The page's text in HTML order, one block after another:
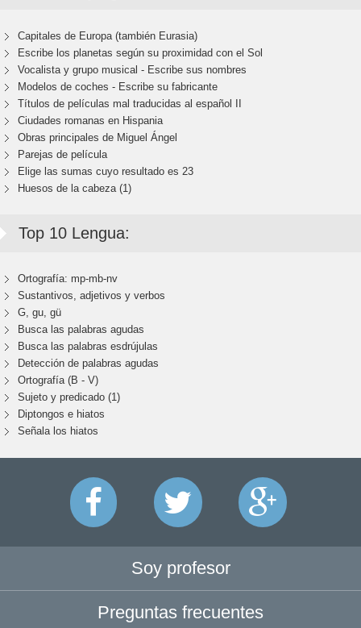
Capitales de Europa (también Eurasia)
Escribe los planetas según su proximidad con el Sol
Vocalista y grupo musical - Escribe sus nombres
Modelos de coches - Escribe su fabricante
Títulos de películas mal traducidas al español II
Ciudades romanas en Hispania
Obras principales de Miguel Ángel
Parejas de película
Elige las sumas cuyo resultado es 23
Huesos de la cabeza (1)
Top 10 Lengua:
Ortografía: mp-mb-nv
Sustantivos, adjetivos y verbos
G, gu, gü
Busca las palabras agudas
Busca las palabras esdrújulas
Detección de palabras agudas
Ortografía (B - V)
Sujeto y predicado (1)
Diptongos e hiatos
Señala los hiatos
Soy profesor
Preguntas frecuentes